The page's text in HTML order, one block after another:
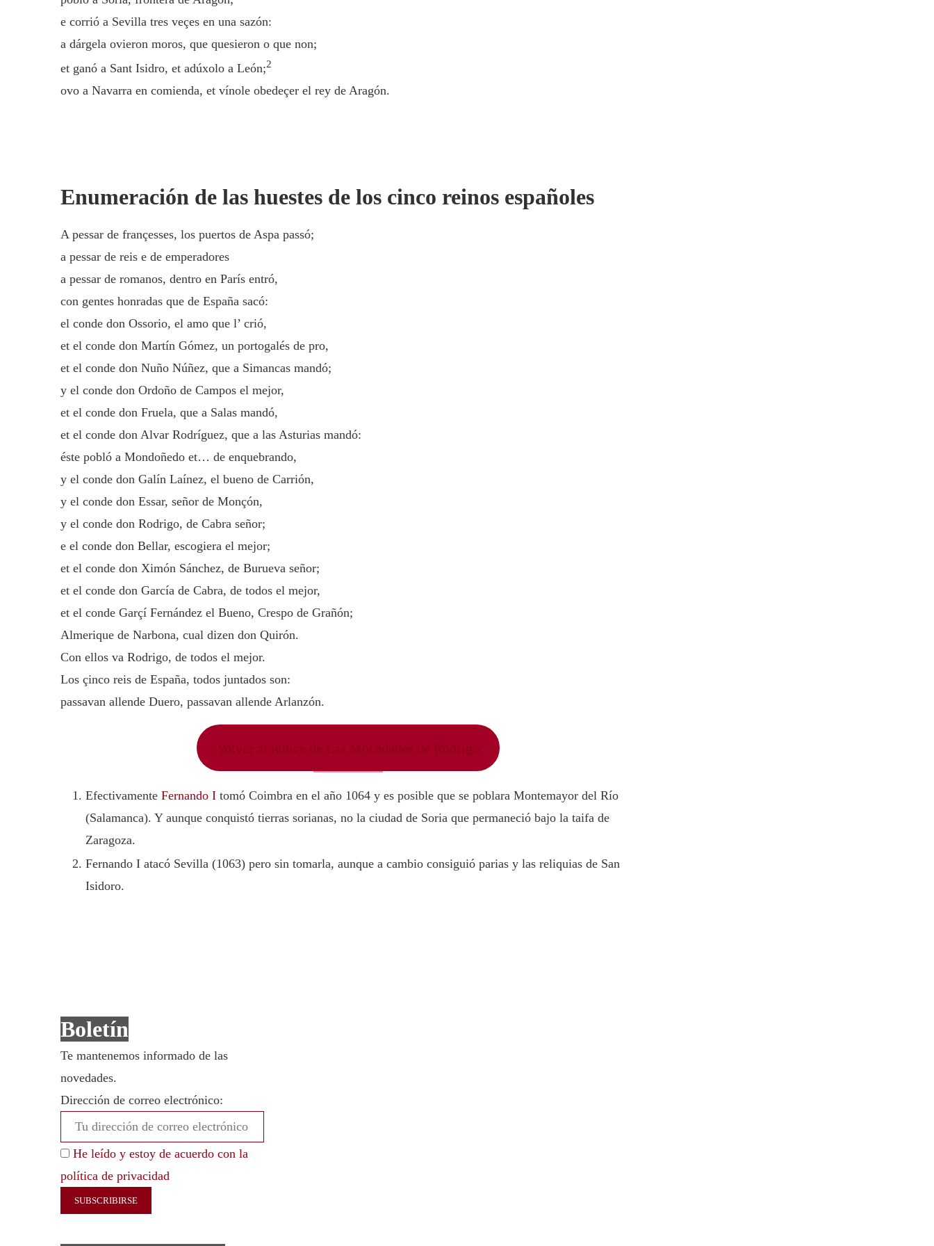
e corrió a Sevilla tres veçes en una sazón:
a dárgela ovieron moros, que quesieron o que non;
et ganó a Sant Isidro, et adúxolo a León;2
ovo a Navarra en comienda, et vínole obedeçer el rey de Aragón.
Enumeración de las huestes de los cinco reinos españoles
A pessar de françesses, los puertos de Aspa passó;
a pessar de reis e de emperadores
a pessar de romanos, dentro en París entró,
con gentes honradas que de España sacó:
el conde don Ossorio, el amo que l’ crió,
et el conde don Martín Gómez, un portogalés de pro,
et el conde don Nuño Núñez, que a Simancas mandó;
y el conde don Ordoño de Campos el mejor,
et el conde don Fruela, que a Salas mandó,
et el conde don Alvar Rodríguez, que a las Asturias mandó:
éste pobló a Mondoñedo et… de enquebrando,
y el conde don Galín Laínez, el bueno de Carrión,
y el conde don Essar, señor de Monçón,
y el conde don Rodrigo, de Cabra señor;
e el conde don Bellar, escogiera el mejor;
et el conde don Ximón Sánchez, de Burueva señor;
et el conde don García de Cabra, de todos el mejor,
et el conde Garçí Fernández el Bueno, Crespo de Grañón;
Almerique de Narbona, cual dizen don Quirón.
Con ellos va Rodrigo, de todos el mejor.
Los çinco reis de España, todos juntados son:
passavan allende Duero, passavan allende Arlanzón.
Efectivamente Fernando I tomó Coimbra en el año 1064 y es posible que se poblara Montemayor del Río
(Salamanca). Y aunque conquistó tierras sorianas, no la ciudad de Soria que permaneció bajo la taifa de
Zaragoza.
Fernando I atacó Sevilla (1063) pero sin tomarla, aunque a cambio consiguió parias y las reliquias de San
Isidoro.
Boletín
Te mantenemos informado de las
novedades.
Dirección de correo electrónico:
He leído y estoy de acuerdo con la
política de privacidad